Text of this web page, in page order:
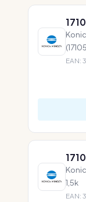
EAN:
1,5k
EAN: